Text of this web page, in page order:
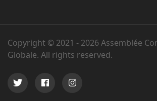
Copyright © 2021 - 2026 Assemblée
Globale. All rights reserved.